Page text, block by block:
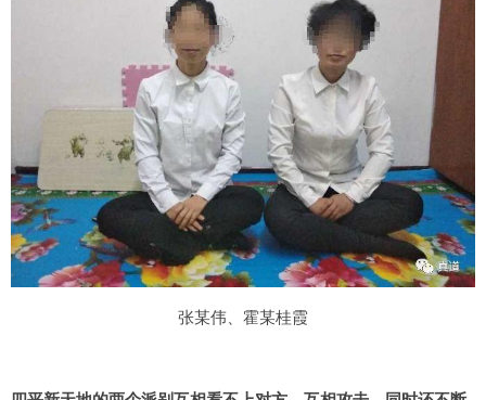
张某伟、霍某桂霞